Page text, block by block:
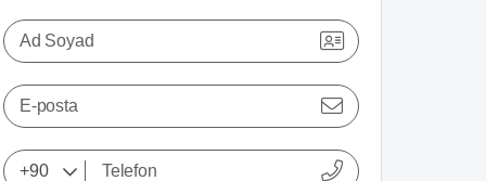
Ad Soyad
E-posta